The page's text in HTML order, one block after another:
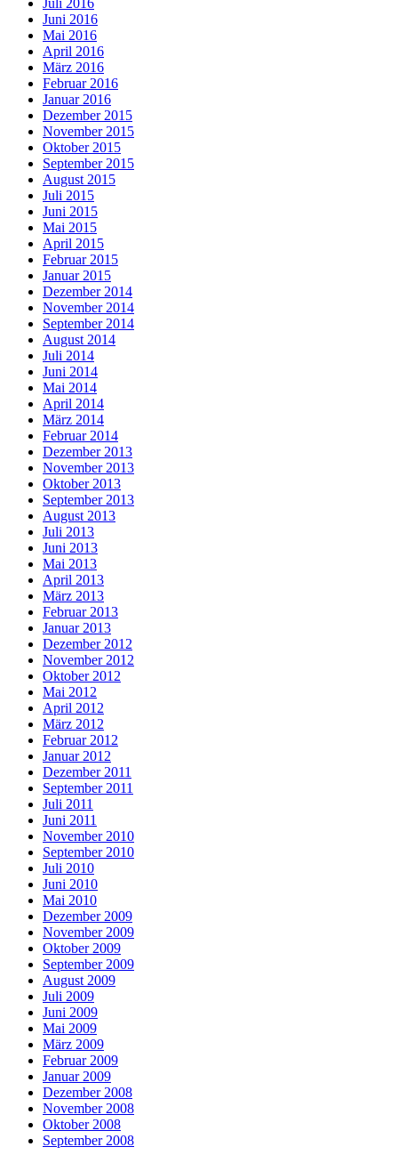
Juli 2016
Juni 2016
Mai 2016
April 2016
März 2016
Februar 2016
Januar 2016
Dezember 2015
November 2015
Oktober 2015
September 2015
August 2015
Juli 2015
Juni 2015
Mai 2015
April 2015
Februar 2015
Januar 2015
Dezember 2014
November 2014
September 2014
August 2014
Juli 2014
Juni 2014
Mai 2014
April 2014
März 2014
Februar 2014
Dezember 2013
November 2013
Oktober 2013
September 2013
August 2013
Juli 2013
Juni 2013
Mai 2013
April 2013
März 2013
Februar 2013
Januar 2013
Dezember 2012
November 2012
Oktober 2012
Mai 2012
April 2012
März 2012
Februar 2012
Januar 2012
Dezember 2011
September 2011
Juli 2011
Juni 2011
November 2010
September 2010
Juli 2010
Juni 2010
Mai 2010
Dezember 2009
November 2009
Oktober 2009
September 2009
August 2009
Juli 2009
Juni 2009
Mai 2009
März 2009
Februar 2009
Januar 2009
Dezember 2008
November 2008
Oktober 2008
September 2008